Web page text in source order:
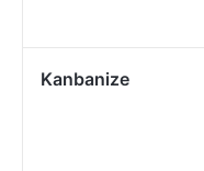
Kanbanize